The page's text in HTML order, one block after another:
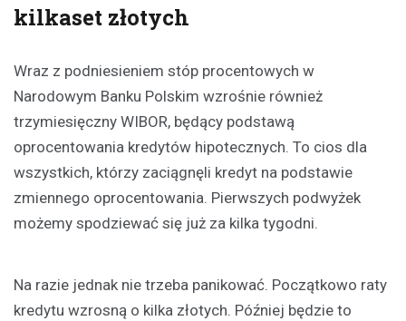
kilkaset złotych
Wraz z podniesieniem stóp procentowych w
Narodowym Banku Polskim wzrośnie również
trzymiesięczny WIBOR, będący podstawą
oprocentowania kredytów hipotecznych. To cios dla
wszystkich, którzy zaciągnęli kredyt na podstawie
zmiennego oprocentowania. Pierwszych podwyżek
możemy spodziewać się już za kilka tygodni.
Na razie jednak nie trzeba panikować. Początkowo raty
kredytu wzrosną o kilka złotych. Później będzie to